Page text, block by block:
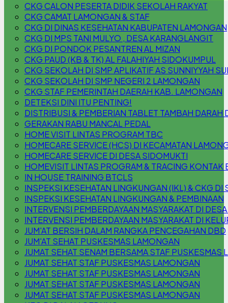
CKG CALON PESERTA DIDIK SEKOLAH RAKYAT
CKG CAMAT LAMONGAN & STAF
CKG DI DINAS KESEHATAN KABUPATEN LAMONGAN
CKG DI MPS TANI MULYO , DESA KARANGLANGIT
CKG DI PONDOK PESANTREN AL MIZAN
CKG PAUD (KB & TK) AL FALAHIYAH SIDOKUMPUL
CKG SEKOLAH DI SMP APLIKATIF AS SUNNIYYAH
CKG SEKOLAH DI SMP NEGERI 2 LAMONGAN
CKG STAF PEMERINTAH DAERAH KAB. LAMONGAN
DETEKSI DINI ITU PENTING!
DISTRIBUSI & PEMBERIAN TABLET TAMBAH DARAH
GERAKAN RABU MANCAL PEDAL
HOME VISIT LINTAS PROGRAM TBC
HOMECARE SERVICE (HCS) DI KECAMATAN
HOMECARE SERVICE DI DESA SIDOMUKTI
HOMEVISIT LINTAS PROGRAM & TRACING KONTAK
IN HOUSE TRAINING BTCLS
INSPEKSI KESEHATAN LINGKUNGAN (IKL) & CKG DI
INSPEKSI KESEHATAN LINGKUNGAN & PEMBINAAN
INTERVENSI PEMBERDAYAAN MASYARAKAT DI
INTERVENSI PEMBERDAYAAN MASYARAKAT DI
JUM'AT BERSIH DALAM RANGKA PENCEGAHAN DBD
JUM'AT SEHAT PUSKESMAS LAMONGAN
JUMAT SEHAT SENAM BERSAMA STAF PUSKESMAS
JUMAT SEHAT STAF PUSKESMAS LAMONGAN
JUMAT SEHAT STAF PUSKESMAS LAMONGAN
JUMAT SEHAT STAF PUSKESMAS LAMONGAN
JUMAT SEHAT STAF PUSKESMAS LAMONGAN